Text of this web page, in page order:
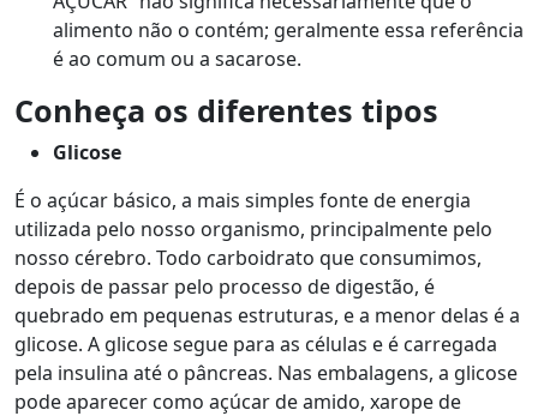
alimento não o contém; geralmente essa referência
é ao comum ou a sacarose.
Conheça os diferentes tipos
Glicose
É o açúcar básico, a mais simples fonte de energia
utilizada pelo nosso organismo, principalmente pelo
nosso cérebro. Todo carboidrato que consumimos,
depois de passar pelo processo de digestão, é
quebrado em pequenas estruturas, e a menor delas é a
glicose. A glicose segue para as células e é carregada
pela insulina até o pâncreas. Nas embalagens, a glicose
pode aparecer como açúcar de amido, xarope de